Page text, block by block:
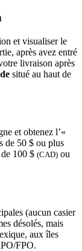
et visualiser le
après avez entré
livraison après
situé au haut de
et obtenez l’«
de 50 $ ou plus
100 $ (CAD) ou
(aucun casier
désolés, mais
aux îles
FPO.